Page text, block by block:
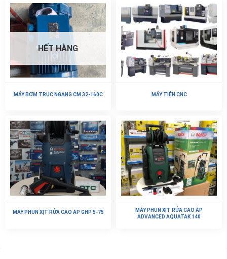
HẾT HÀNG
MÁY BƠM TRỤC NGANG CM 32-160C MÁY TIỆN CNC
MÁY PHUN XỊT RỬA CAO ÁP GHP 5-75
MÁY PHUN XỊT RỬA CAO ÁP
ADVANCED AQUATAK 140